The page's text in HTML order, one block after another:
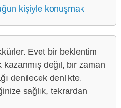
kişiyle konuşmak
Evet bir beklentim
değil, bir zaman
denilecek denlikte.
sağlık, tekrardan